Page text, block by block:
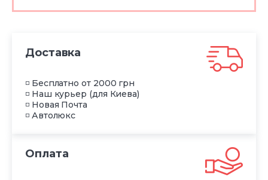
Доставка
◽ Бесплатно от 2000 грн
◽ Наш курьер (для Киева)
◽ Новая Почта
◽ Автолюкс
Оплата